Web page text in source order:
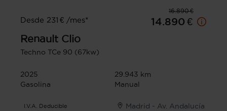
16.890 €
Desde 231 € /mes*
14.890 €
Renault Clio
Techno TCe 90 (67kw)
2025
29.943 km
Gasolina
Manual
I.V.A. Deducible Madrid - Av. Andalucía